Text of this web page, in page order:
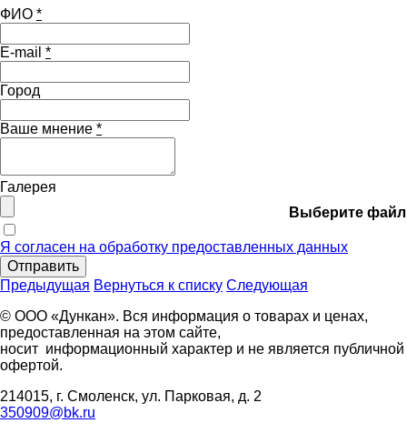
ФИО *
E-mail *
Город
Ваше мнение *
Галерея
Выберите файл
Я согласен на обработку предоставленных данных
Отправить
Предыдущая Вернуться к списку Следующая
© ООО «Дункан». Вся информация о товарах и ценах,
предоставленная на этом сайте,
носит информационный характер и не является публичной
офертой.
214015, г. Смоленск, ул. Парковая, д. 2
350909@bk.ru